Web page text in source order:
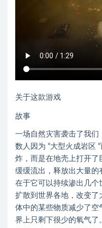
关于这款游戏
故事
一场自然灾害袭击了我
数人因为 “大型火成岩区
炸，而是在地壳上打开了
缓缓流出，释放出大量
在于它可以持续渗出几
扩散到世界各地，改变
体中的某些物质减少了
界上只剩下很少的氧气了